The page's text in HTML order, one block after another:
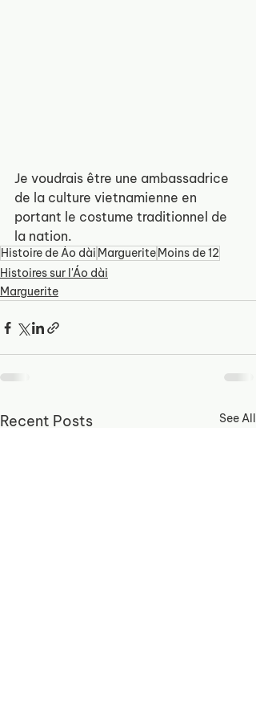
Je voudrais être une ambassadrice
de la culture vietnamienne en
portant le costume traditionnel de
la nation.
Histoire de Áo dài Marguerite Moins de 12
Histoires sur l'Áo dài
Marguerite
Recent Posts See All